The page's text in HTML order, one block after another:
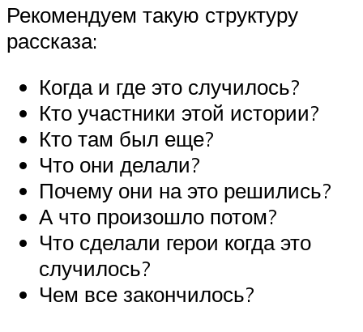
Рекомендуем такую структуру
рассказа:
Когда и где это случилось?
Кто участники этой истории?
Кто там был еще?
Что они делали?
Почему они на это решились?
А что произошло потом?
Что сделали герои когда это
случилось?
Чем все закончилось?